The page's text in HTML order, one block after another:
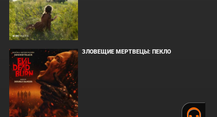
ЗЛОВЕЩИЕ МЕРТВЕЦЫ: ПЕКЛО